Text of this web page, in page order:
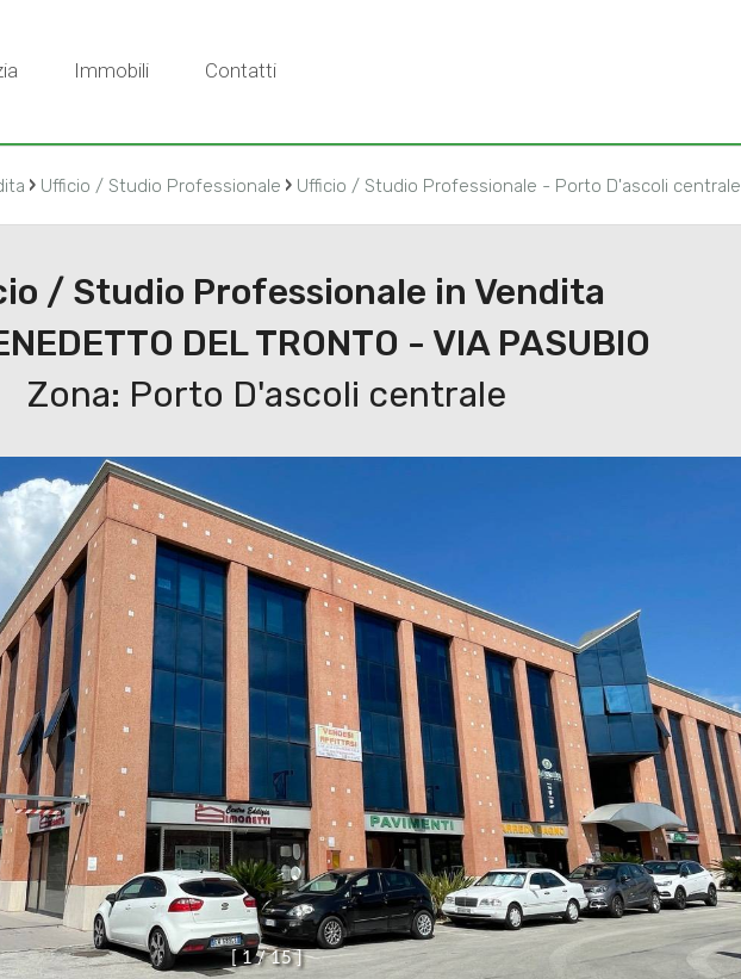
Immobili Contatti
› Ufficio / Studio Professionale › Ufficio / Studio Professionale - Porto D'ascoli centrale
/ Studio Professionale in Vendita
DEL TRONTO - VIA PASUBIO
Zona: Porto D'ascoli centrale
[ 1 / 15 ]